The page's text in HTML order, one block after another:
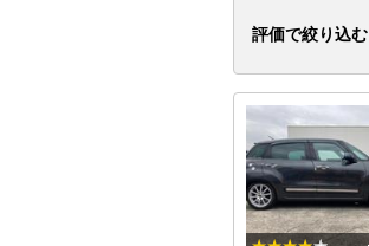
評価で絞り込む